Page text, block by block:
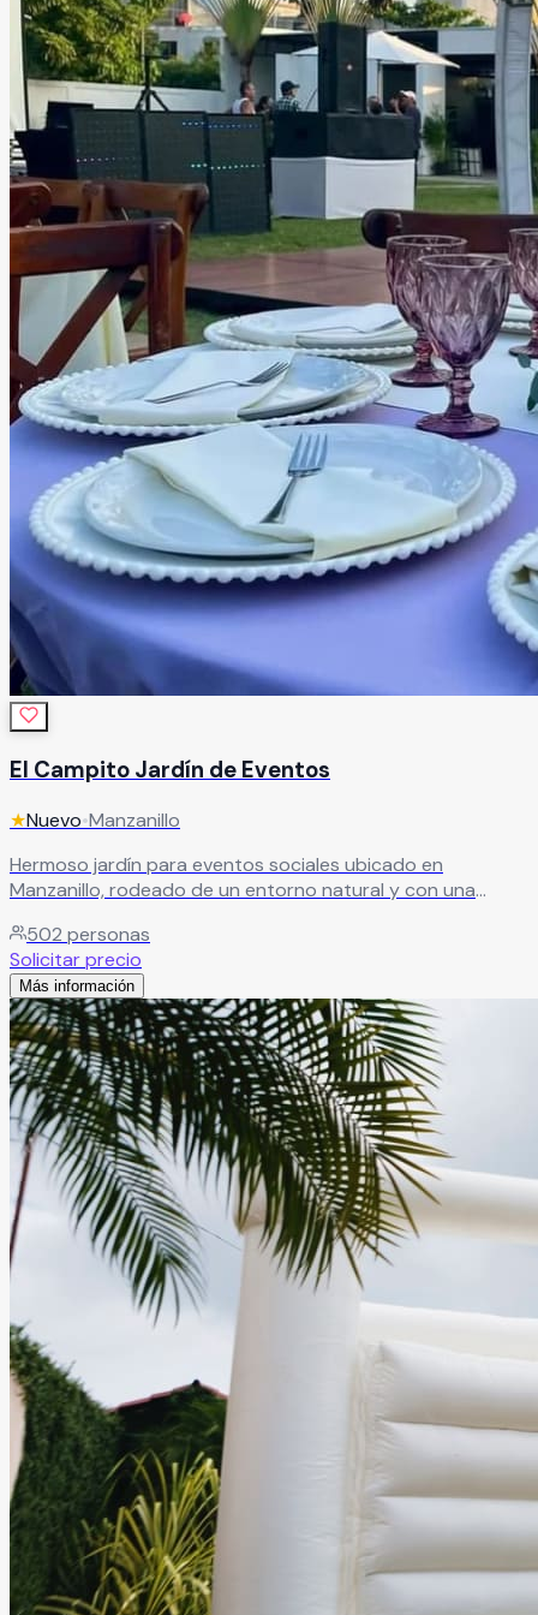
El Campito Jardín de Eventos
★Nuevo•Manzanillo
Hermoso jardín para eventos sociales ubicado en
Manzanillo, rodeado de un entorno natural y con una
inolvidables. El recinto ofrece espacios en terraza y jardín
ideales para bodas, XV años, aniversarios, graduaciones,
reuniones familiares y eventos sociales especiales,
combinando naturaleza, elegancia y comodidad en un
mismo lugar. Con capacidad para hasta 500 invitados,
este espacio versátil está diseñado para crear
celebraciones memorables en un ambiente amplio,
agradable y perfecto para disfrutar junto a familiares y
amigos.Leer más
502 personas
Solicitar precio
Más información